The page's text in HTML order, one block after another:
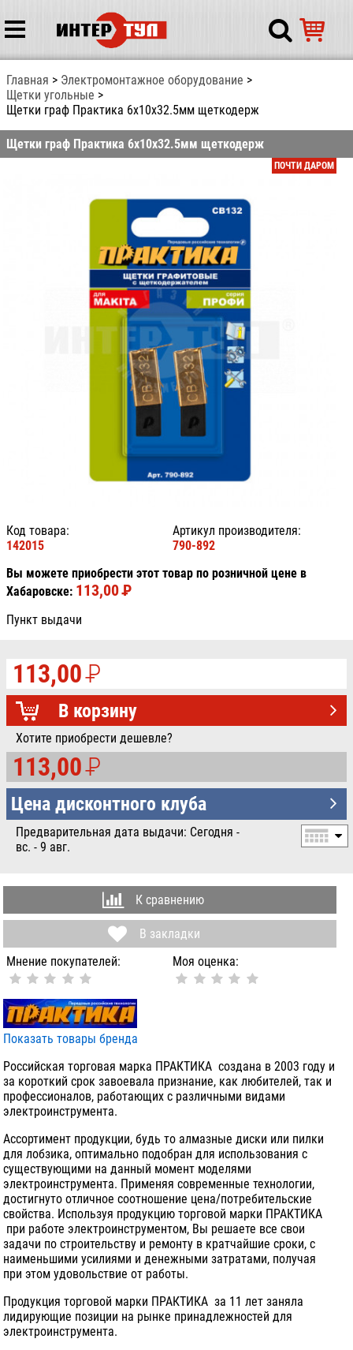
Главная
Электромонтажное оборудование
Щетки угольные
Щетки граф Практика 6x10x32.5мм щеткодерж
Щетки граф Практика 6x10x32.5мм щеткодерж
ПОЧТИ ДАРОМ
Код товара:
142015
Артикул производителя:
790-892
Вы можете приобрести этот товар по розничной цене в
Хабаровске: 113,00PУБ.
Пункт выдачи
113,00P
УБ.
В корзину
Хотите приобрести дешевле?
113,00P
УБ.
Цена дисконтного клуба
Предварительная дата выдачи: Сегодня -
вс. - 9 авг.
К сравнению
В закладки
Мнение покупателей:
Моя оценка:
Показать товары бренда
Российская торговая марка ПРАКТИКА создана в 2003 году и
за короткий срок завоевала признание, как любителей, так и
профессионалов, работающих с различными видами
электроинструмента.
Ассортимент продукции, будь то алмазные диски или пилки
для лобзика, оптимально подобран для использования с
существующими на данный момент моделями
электроинструмента. Применяя современные технологии,
достигнуто отличное соотношение цена/потребительские
свойства. Используя продукцию торговой марки ПРАКТИКА
при работе электроинструментом, Вы решаете все свои
задачи по строительству и ремонту в кратчайшие сроки, с
наименьшими усилиями и денежными затратами, получая
при этом удовольствие от работы.
Продукция торговой марки ПРАКТИКА за 11 лет заняла
лидирующие позиции на рынке принадлежностей для
электроинструмента.